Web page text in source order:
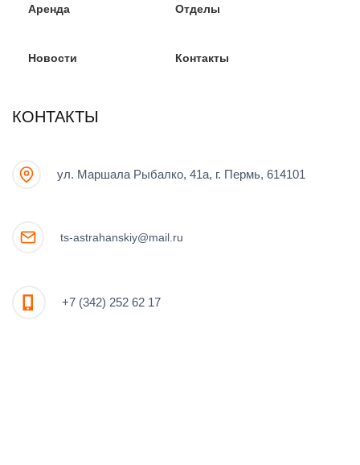
Аренда Отделы
Новости Контакты
КОНТАКТЫ
ул. Маршала Рыбалко, 41а, г. Пермь, 614101
ts-astrahanskiy@mail.ru
+7 (342) 252 62 17